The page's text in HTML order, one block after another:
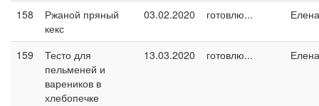
158
Ржаной пряный
кекс
03.02.2020 готовлю...
159
Тесто для
пельменей и
вареников в
хлебопечке
13.03.2020 готовлю...